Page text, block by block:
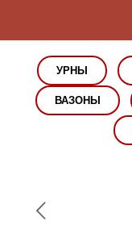
УРНЫ
ВАЗОНЫ